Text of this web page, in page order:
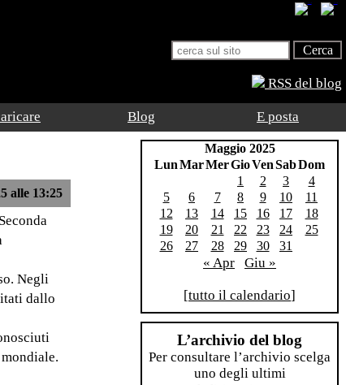
RSS del blog
Blog E posta
alle 13:25
Negli
dallo
Maggio 2025
LunMarMerGioVenSabDom
1
2 3
4
5
6 7 8 9 10
11
12
13 14 15 16 17
18
19
20 21 22 23 24
25
26
27 28 29 30 31
« Apr Giu »
[tutto il calendario]
L’archivio del blog
Per consultare l’archivio scelga
uno degli ultimi